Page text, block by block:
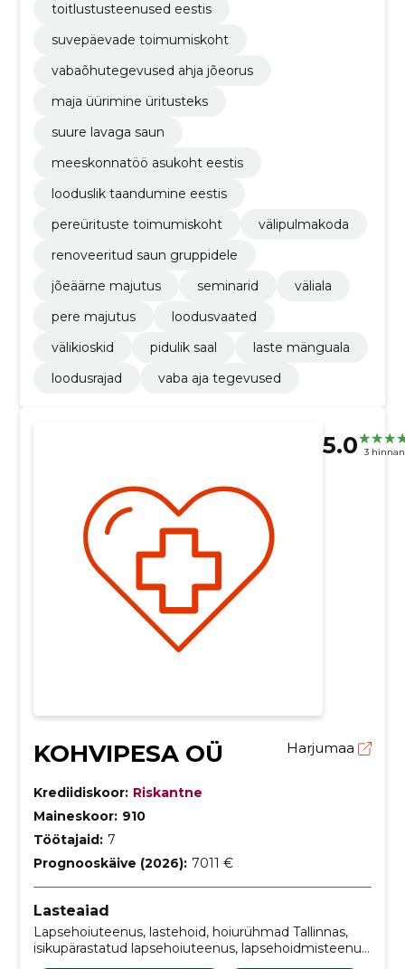
toitlustusteenused eestis
suvepäevade toimumiskoht
vabaõhutegevused ahja jõeorus
maja üürimine üritusteks
suure lavaga saun
meeskonnatöö asukoht eestis
looduslik taandumine eestis
pereürituste toimumiskoht
välipulmakoda
renoveeritud saun gruppidele
jõeäärne majutus
seminarid
väliala
pere majutus
loodusvaated
välikioskid
pidulik saal
laste mänguala
loodusrajad
vaba aja tegevused
5.0 3
KOHVIPESA OÜ Harjumaa
Krediidiskoor: Riskantne
Maineskoor: 910
Töötajaid: 7
Prognooskäive (2026): 7011 €
Lasteaiad
Lapsehoiuteenus, lastehoid, hoiurühmad Tallinnas,
isikupärastatud lapsehoiuteenus, lapsehoidmisteenus
Eestis, lapsehoid Tallinnas, mängupõhine õppimine